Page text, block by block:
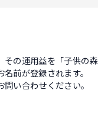
の運用益を「子供の
前が登録されます。
い合わせください。